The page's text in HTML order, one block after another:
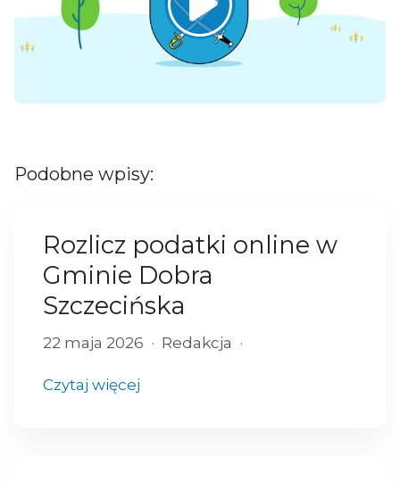
Podobne wpisy:
Rozlicz podatki online w
Gminie Dobra
Szczecińska
22 maja 2026 Redakcja
Czytaj więcej